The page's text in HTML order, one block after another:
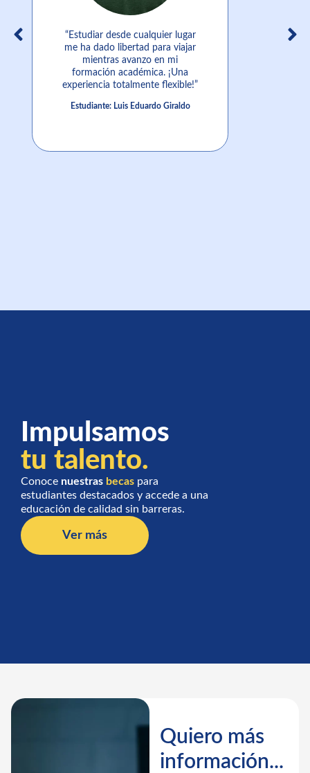
“Estudiar desde cualquier lugar
me ha dado libertad para viajar
mientras avanzo en mi
formación académica. ¡Una
experiencia totalmente flexible!”
Estudiante: Luis Eduardo Giraldo
Impulsamos
tu talento.
Conoce nuestras becas para
estudiantes destacados y accede a una
educación de calidad sin barreras.
Ver más
Quiero más
información...